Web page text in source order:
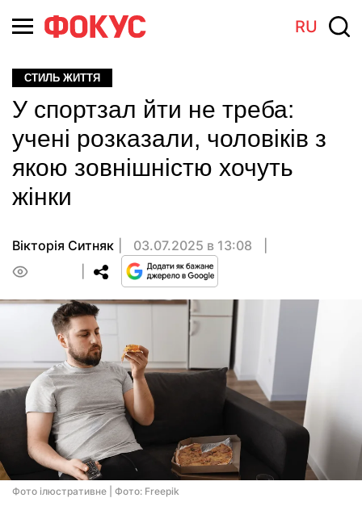
RU
СТИЛЬ ЖИТТЯ
У спортзал йти не треба:
учені розказали, чоловіків з
якою зовнішністю хочуть
жінки
Вікторія Ситняк
03.07.2025 в 13:08
Фото ілюстративне | Фото: Freepik